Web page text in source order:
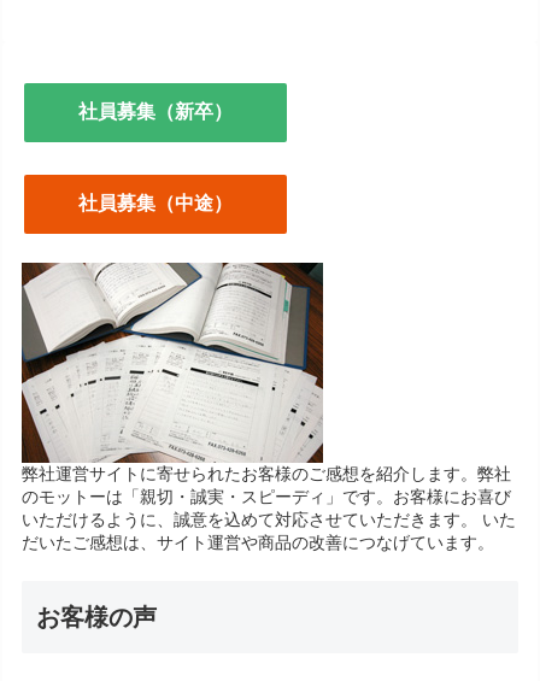
社員募集（新卒）
社員募集（中途）
弊社運営サイトに寄せられたお客様のご感想を紹介します。弊社
のモットーは「親切・誠実・スピーディ」です。お客様にお喜び
いただけるように、誠意を込めて対応させていただきます。 いた
だいたご感想は、サイト運営や商品の改善につなげています。
お客様の声